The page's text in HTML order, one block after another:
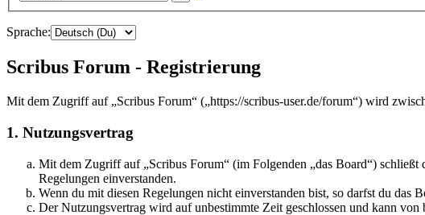
Sprache:
Scribus Forum - Registrierung
Mit dem Zugriff auf „Scribus Forum“ („https://scribus-user.de/forum“) wird
1. Nutzungsvertrag
Mit dem Zugriff auf „Scribus Forum“ (im Folgenden „das Board“)
Regelungen einverstanden.
Wenn du mit diesen Regelungen nicht einverstanden bist, so darfst du
Der Nutzungsvertrag wird auf unbestimmte Zeit geschlossen und kann